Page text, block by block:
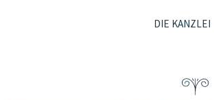
DIE KANZLEI